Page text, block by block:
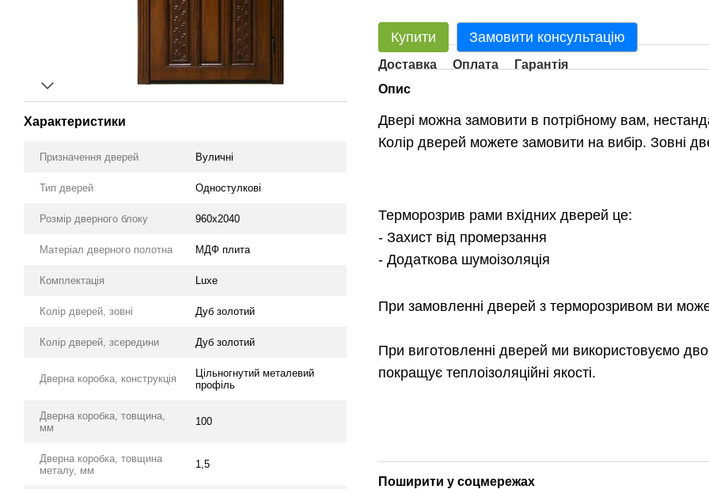
Характеристики
Призначення дверей Вуличні
Тип дверей Одностулкові
Розмір дверного блоку 960х2040
Матеріал дверного полотна МДФ плита
Комплектація Luxe
Колір дверей, зовні Дуб золотий
Колір дверей, зсередини Дуб золотий
Дверна коробка, конструкція
Цільногнутий металевий
профіль
Дверна коробка, товщина,
мм
100
Дверна коробка, товщина
металу, мм
1,5
Купити Замовити консультацію
Доставка Оплата
Гарантія
Опис
Двері можна замовити в потрібному вам,
Колір дверей можете замовити на вибір. Зовні
Терморозрив рами вхідних дверей це:
- Захист від промерзання
- Додаткова шумоізоляція
При замовленні дверей з терморозривом ви
При виготовленні дверей ми використовуємо
покращує теплоізоляційні якості.
Поширити у соцмережах